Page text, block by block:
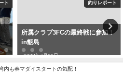
ト 釣りレポート
山川港は「チヌの宝庫」で間違い
ない！
2023年11月9日
内も春マダイスタートの気配！